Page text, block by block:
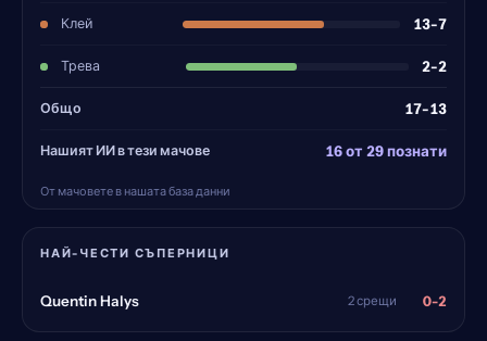
Клей 13-7
Трева 2-2
Общо 17-13
Нашият ИИ в тези мачове 16 от 29 познати
От мачовете в нашата база данни
НАЙ-ЧЕСТИ СЪПЕРНИЦИ
Quentin Halys 2 срещи 0-2